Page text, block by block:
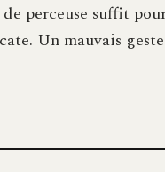
perceuse suffit
Un mauvais